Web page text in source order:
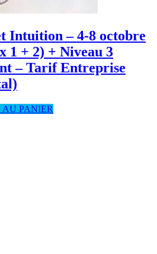
Intuition – 4-8 octobre
1 + 2) + Niveau 3
– Tarif Entreprise
AU PANIER